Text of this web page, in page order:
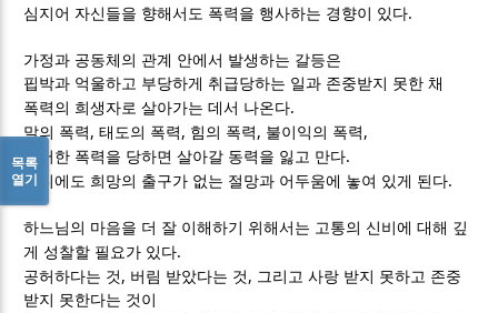
심지어 자신들을 향해서도 폭력을 행사하는 경향이 있다.
가정과 공동체의 관계 안에서 발생하는 갈등은
핍박과 억울하고 부당하게 취급당하는 일과 존중받지 못한 채
폭력의 희생자로 살아가는 데서 나온다.
말의 폭력 ,태도의 폭력 , 힘의 폭력 , 불이익의 폭력 ,
이러한 폭력을 당하면 살아갈 동력을 잃고 만다.
어디에도 희망의 출구가 없는 절망과 어두움에 놓여 있게 된다.
하느님의 마음을 더 잘 이해하기 위해서는 고통의 신비에 대해 깊
게 성찰할 필요가 있다.
공허하다는 것 , 버림 받았다는 것 , 그리고 사랑 받지 못하고 존중
받지 못한다는 것이
목록
열기